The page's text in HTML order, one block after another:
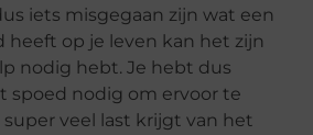
iets misgegaan zijn wat een
heeft op je leven kan het zijn
nodig hebt. Je hebt dus
spoed nodig om ervoor te
veel last krijgt van het